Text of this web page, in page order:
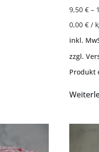
9,50 €–
0,00 €/
inkl.
zzgl.
Produkt